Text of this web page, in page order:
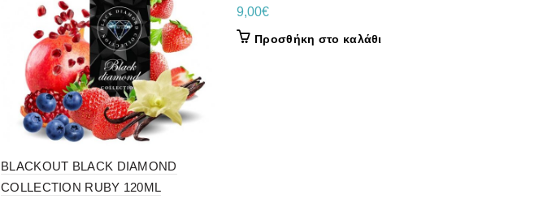
BLACKOUT BLACK DIAMOND
COLLECTION RUBY 120ML
9,00€
Προσθήκη στο καλάθι